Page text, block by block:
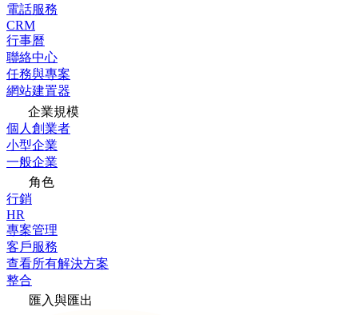
電話服務
CRM
行事曆
聯絡中心
任務與專案
網站建置器
企業規模
個人創業者
小型企業
一般企業
角色
行銷
HR
專案管理
客戶服務
查看所有解決方案
整合
匯入與匯出